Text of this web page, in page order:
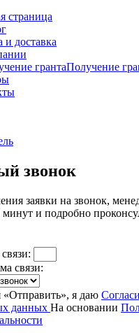
страница
и доставка
Получение
звонок
заявки на звонок,
минут и подробно
связи:
я даю
данных На основании